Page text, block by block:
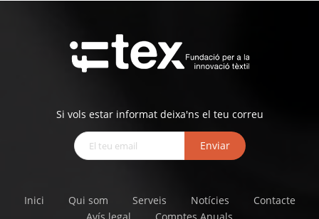
Si vols estar informat deixa'ns el teu correu
Enviar
Inici Qui som Serveis Notícies
Contacte